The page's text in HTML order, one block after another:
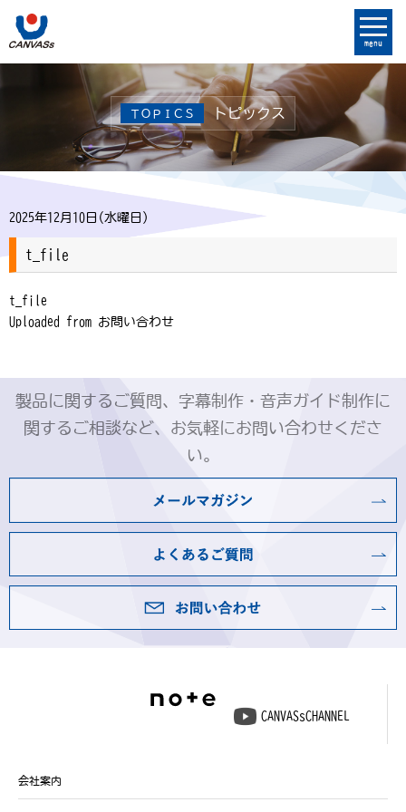
menu
ＴＯＰＩＣＳ トピックス
2025年12月10日(水曜日)
t_file
t_file
Uploaded from お問い合わせ
製品に関するご質問、字幕制作・音声ガイド制作に
関するご相談など、お気軽にお問い合わせくださ
い。
CANVASsCHANNEL
会社案内